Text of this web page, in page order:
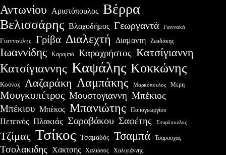
Αντωνίου Αριστόπουλος Βέρρα
Βελισσάρης Βλαχοδήμος Γεωργαντά Γιαννακά
Γιαννούλης Γρίβα Διαλεχτή Διαμαντη Ζωιδάκης
Ιωαννίδης Καραμπά Καραχρήστος Κατσίγιαννη
Κατσίγιαννης Καψάλης Κοκκώνης
Κούνας Λαζαράκη Λαμπάκης Μαρκόπουλος Μερη
Μουγκοπέτρος Μουστογιαννη Μπέκιος
Μπέκιου Μπέκος Μπανιώτης Παπαγεωργίου
Πετεινός Πλακιάς Σαραβάκου Σαφέτης Σπυρόπουλος
Τζίμας Τσίκος Τσαμαδός Τσαμπά Τσαρουχας
Τσολακιδης Χακτσης Χαλιάσος Χαλιγιάννης